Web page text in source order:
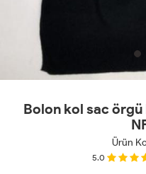
Bolon kol sac
Ürün
5.0